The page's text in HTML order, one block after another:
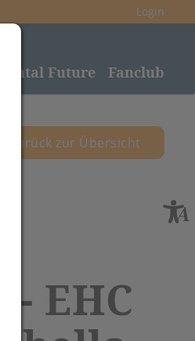
Login
Future Fanclub
zurück zur Übersicht
- EHC